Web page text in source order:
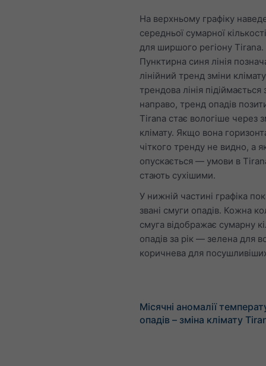
На верхньому графіку
середньої сумарної
для ширшого регіону Tirana.
Пунктирна синя лінія
лінійний тренд зміни
трендова лінія підіймається
направо, тренд опадів
Tirana стає вологіше через
клімату. Якщо вона
чіткого тренду не видно, а
опускається — умови в
стають сухішими.
У нижній частині графіка
звані смуги опадів. Кожна
смуга відображає сумарну
опадів за рік — зелена для
коричнева для
Місячні аномалії
опадів – зміна клімату